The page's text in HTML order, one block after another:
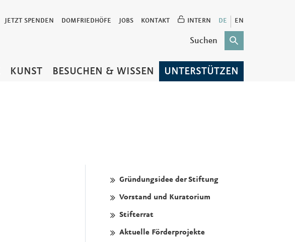
JETZT SPENDEN DOMFRIEDHÖFE JOBS KONTAKT INTERN DE EN
KUNST BESUCHEN & WISSEN UNTERSTÜTZEN
Gründungsidee der Stiftung
Vorstand und Kuratorium
Stifterrat
Aktuelle Förderprojekte